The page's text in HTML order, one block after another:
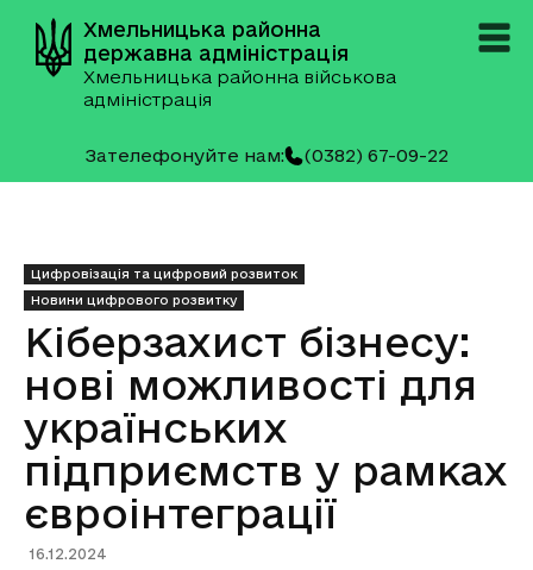
Хмельницька районна
державна адміністрація
Хмельницька районна військова
адміністрація
Зателефонуйте нам: (0382) 67-09-22
Цифровізація та цифровий розвиток
Новини цифрового розвитку
Кіберзахист бізнесу:
нові можливості для
українських
підприємств у рамках
євроінтеграції
16.12.2024